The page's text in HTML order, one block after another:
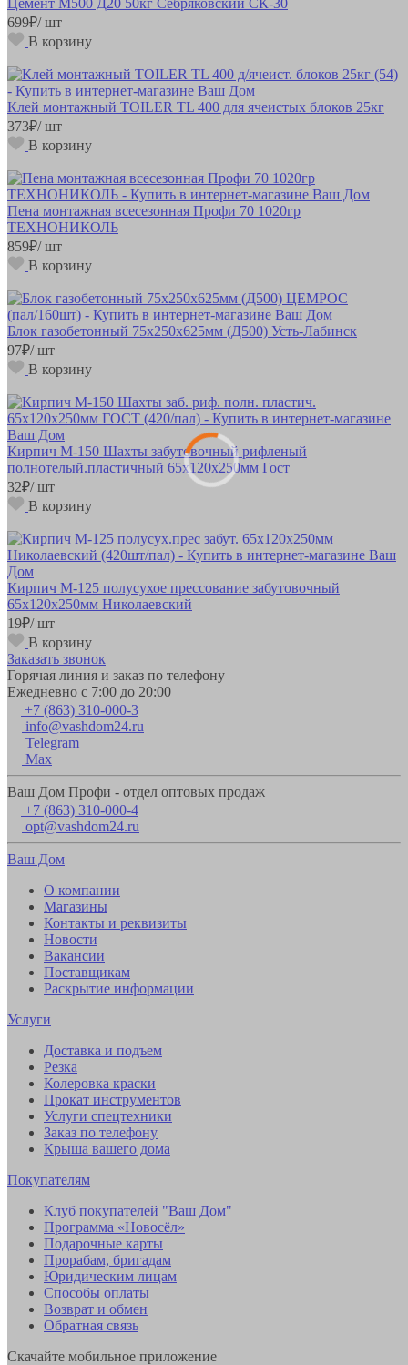
699₽/ шт
В корзину
Клей монтажный TOILER TL 400 для ячеистых блоков 25кг
373₽/ шт
В корзину
Пена монтажная всесезонная Профи 70 1020гр
ТЕХНОНИКОЛЬ
859₽/ шт
В корзину
Блок газобетонный 75х250х625мм (Д500) Усть-Лабинск
97₽/ шт
В корзину
Кирпич М-150 Шахты забутовочный рифленый
полнотелый.пластичный 65х120х250мм Гост
32₽/ шт
В корзину
Кирпич М-125 полусухое прессование забутовочный
65х120х250мм Николаевский
19₽/ шт
В корзину
Заказать звонок
Горячая линия и заказ по телефону
Ежедневно с 7:00 до 20:00
+7 (863) 310-000-3
info@vashdom24.ru
Telegram
Max
Ваш Дом Профи - отдел оптовых продаж
+7 (863) 310-000-4
opt@vashdom24.ru
Ваш Дом
О компании
Магазины
Контакты и реквизиты
Новости
Вакансии
Поставщикам
Раскрытие информации
Услуги
Доставка и подъем
Резка
Колеровка краски
Прокат инструментов
Услуги спецтехники
Заказ по телефону
Крыша вашего дома
Покупателям
Клуб покупателей "Ваш Дом"
Программа «Новосёл»
Подарочные карты
Прорабам, бригадам
Юридическим лицам
Способы оплаты
Возврат и обмен
Обратная связь
Скачайте мобильное приложение